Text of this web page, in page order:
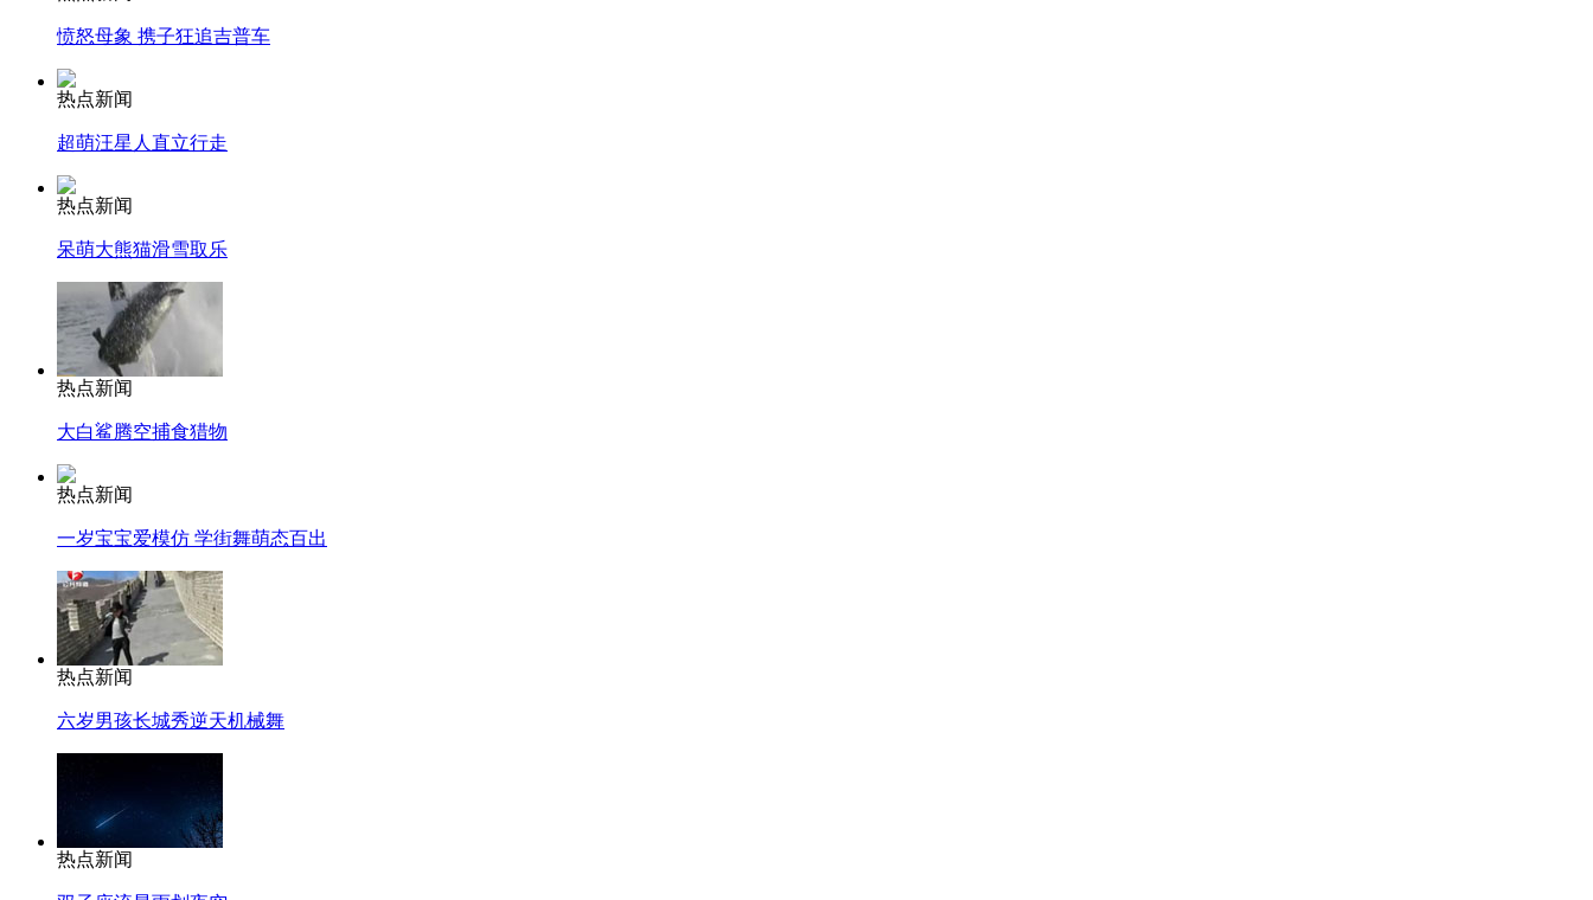
愤怒母象 携子狂追吉普车
热点新闻
超萌汪星人直立行走
热点新闻
呆萌大熊猫滑雪取乐
热点新闻
大白鲨腾空捕食猎物
热点新闻
一岁宝宝爱模仿 学街舞萌态百出
热点新闻
六岁男孩长城秀逆天机械舞
热点新闻